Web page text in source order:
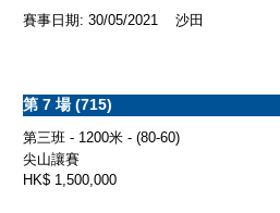
賽事日期: 30/05/2021 沙田
第 7 場 (715)
第三班 - 1200米 - (80-60)
尖山讓賽
HK$ 1,500,000